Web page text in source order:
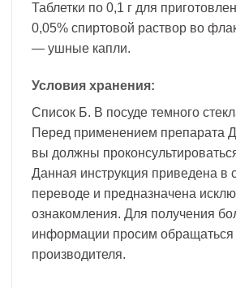
Таблетки по 0,1 г для
0,05% спиртовой раствор во
— ушные капли.
Условия хранения:
Список Б. В посуде темного
Перед применением препарата
вы должны
Данная инструкция приведена в
переводе и предназначена
ознакомления. Для получения
информации просим обращаться
производителя.